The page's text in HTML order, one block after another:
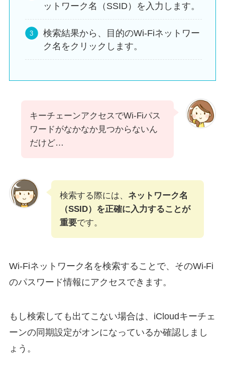
ットワーク名（SSID）を入力します。
検索結果から、目的のWi-Fiネットワー
ク名をクリックします。
キーチェーンアクセスでWi-Fiパス
ワードがなかなか見つからないん
だけど…
検索する際には、 ネットワーク名
（SSID）を正確に入力することが
重要です。
Wi-Fiネットワーク名を検索することで、そのWi-Fi
のパスワード情報にアクセスできます。
もし検索しても出てこない場合は、iCloudキーチェ
ーンの同期設定がオンになっているか確認しまし
ょう。